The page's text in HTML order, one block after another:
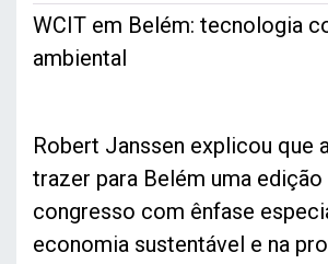
WCIT em Belém: tecnologia
ambiental
Robert Janssen explicou que
trazer para Belém uma edição
congresso com ênfase
economia sustentável e na